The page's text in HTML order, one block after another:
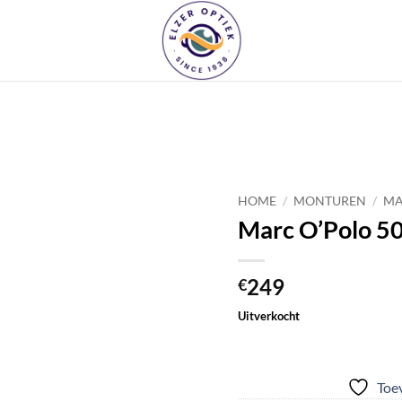
HOME / MONTUREN /
Marc O’Polo
€249
Uitverkocht